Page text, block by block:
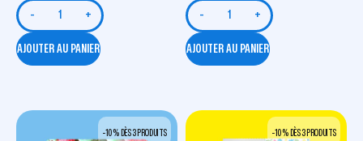
- +
AJOUTER AU PANIER
- +
AJOUTER AU PANIER
-10 % DÈS 3 PRODUITS -10 % DÈS 3 PRODUITS